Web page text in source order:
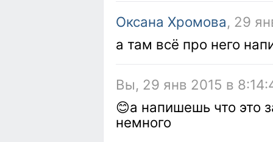
Оксана Хромова, 29
а там всё про него
Вы, 29 янв 2015 в
😊а напишешь что это
немного